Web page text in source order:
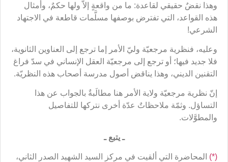
وهذا نقضٌ حقيقي لقاعدة: ما من واقعةٍ إلاّ ولها حكمٌ، وأمثال
هذه القواعد، التي تفترض بوصفها مسلَّمات قاطعة في الاجتهاد
الشرعي!
وعليه، فنظرية مرجعيّة وليّ الأمر إما ترجع إلى العناوين الثانوية،
فلا جديد فيها؛ أو ترجع إلى مرجعيّة العقل الإنساني في سدّ فراغ
التقنين الديني، وهذا يناقض أصول مدرسة أصحاب هذه النظريّة.
إنّ نظرية مرجعيّة ولاية الأمر هنا مطالَبةٌ بالجواب عن هذا
التساؤل. وثمّة ملاحظاتٌ عدّة أخرى نتركها للتفاصيل
والمطوَّلات.
ـ يتبع ـ
(*) المحاضرة التي ألقيت في مركز السيد الشهيد الصدر الثاني،